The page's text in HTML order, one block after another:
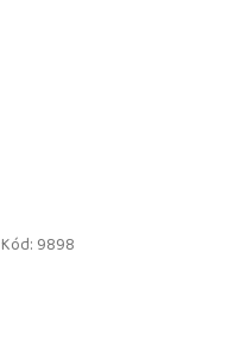
Kód: 9898